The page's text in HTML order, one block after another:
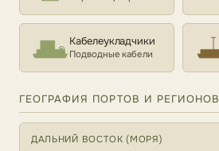
Кабелеукладчики
Подводные кабели
ГЕОГРАФИЯ ПОРТОВ И РЕГИОНОВ
ДАЛЬНИЙ ВОСТОК (МОРЯ)